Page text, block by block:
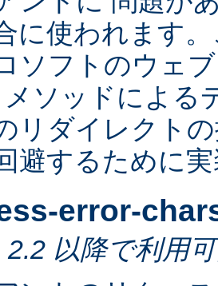
に使われます
ソフトのウェ
メソッドによる
リダイレクト
避するために
error-
2.2 以降で利用